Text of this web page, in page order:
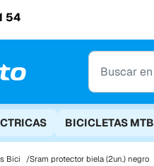
54
BICICLETAS MTB
Bici Sram protector biela (2un.) negro